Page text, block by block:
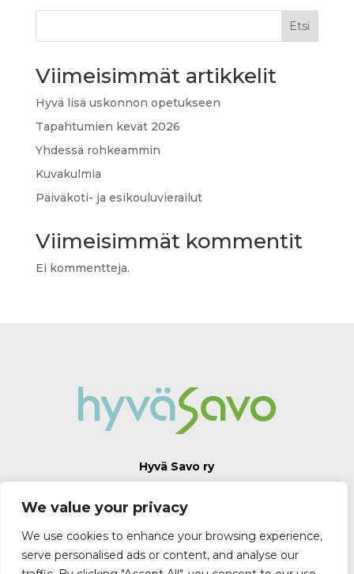
We value your privacy
We use cookies to enhance your browsing experience,
serve personalised ads or content, and analyse our
Etsi
Viimeisimmät artikkelit
Hyvä lisä uskonnon opetukseen
Tapahtumien kevät 2026
Yhdessä rohkeammin
Kuvakulmia
Päiväkoti- ja esikouluvierailut
Viimeisimmät kommentit
Ei kommentteja.
Hyvä Savo ry
helluntaiseurakuntia.
Tietosuojaseloste